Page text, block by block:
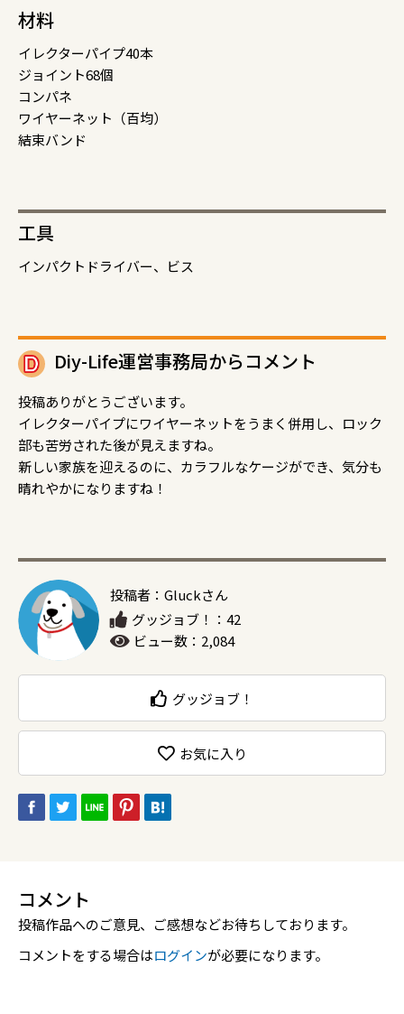
材料
イレクターパイプ40本
ジョイント68個
コンパネ
ワイヤーネット（百均）
結束バンド
工具
インパクトドライバー、ビス
Diy-Life運営事務局からコメント
投稿ありがとうございます。
イレクターパイプにワイヤーネットをうまく併用し、ロック
部も苦労された後が見えますね。
新しい家族を迎えるのに、カラフルなケージができ、気分も
晴れやかになりますね！
投稿者：Gluckさん
グッジョブ！：42
ビュー数：2,084
グッジョブ！
お気に入り
コメント
投稿作品へのご意見、ご感想などお待ちしております。
コメントをする場合はログインが必要になります。